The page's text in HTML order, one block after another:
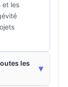
et les
les
▾